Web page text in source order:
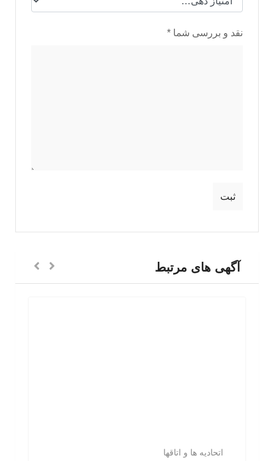
نقد و بررسی شما *
آگهی های مرتبط
اتحادیه ها و اتاقها